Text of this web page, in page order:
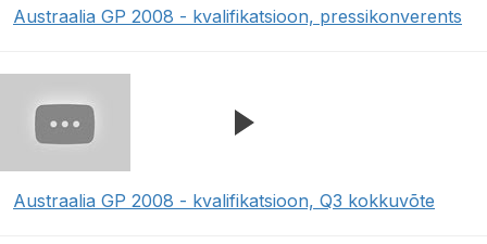
Austraalia GP 2008 - kvalifikatsioon, pressikonverents
Austraalia GP 2008 - kvalifikatsioon, Q3 kokkuvõte